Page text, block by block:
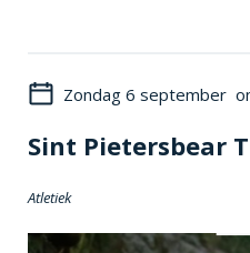
Zondag 6 september
Sint Pietersbear
Atletiek